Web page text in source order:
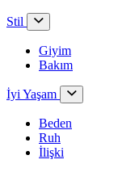
Stil
Giyim
Bakım
İyi Yaşam
Beden
Ruh
İlişki